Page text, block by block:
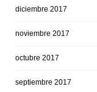
diciembre 2017
noviembre 2017
octubre 2017
septiembre 2017